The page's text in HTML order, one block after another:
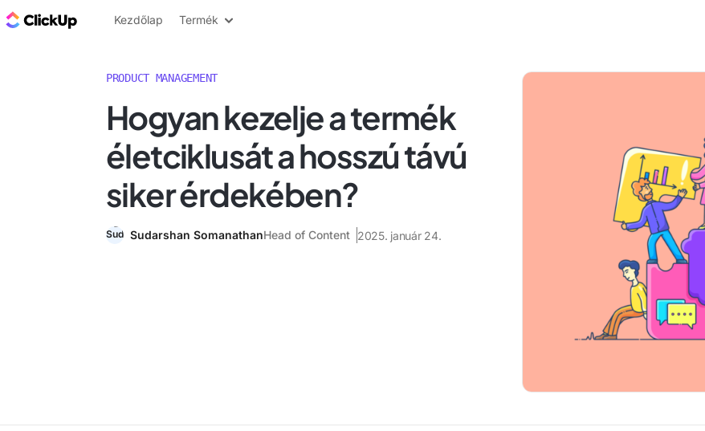
ClickUp blog
Kezdőlap Termék
PRODUCT MANAGEMENT
Hogyan kezelje a termék
életciklusát a hosszú távú
siker érdekében?
Sudarshan SomanathanHead of Content 2025. január 24.